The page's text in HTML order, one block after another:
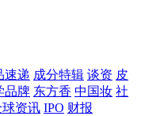
速递 成分特辑 谈资 皮
品牌 东方香 中国妆 社
球资讯 IPO 财报